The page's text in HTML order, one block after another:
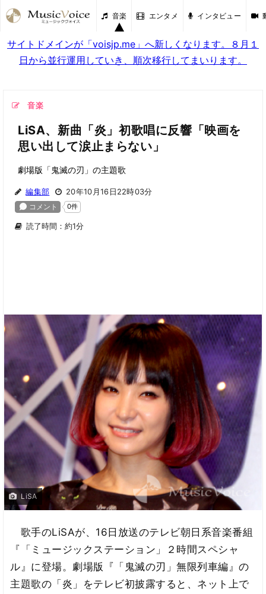
音楽 エンタメ インタビュー
サイトドメインが「voisjp.me」へ新しくなります。８月１
日から並行運用していき、順次移行してまいります。
音楽
LiSA、新曲「炎」初歌唱に反響「映画を
思い出して涙止まらない」
劇場版「鬼滅の刃」の主題歌
編集部 20年10月16日22時03分
読了時間：約1分
LiSA
歌手のLiSAが、16日放送のテレビ朝日系音楽番組
『「ミュージックステーション」２時間スペシャ
ル』に登場。劇場版『「鬼滅の刃」無限列車編』の
主題歌の「炎」をテレビ初披露すると、ネット上で